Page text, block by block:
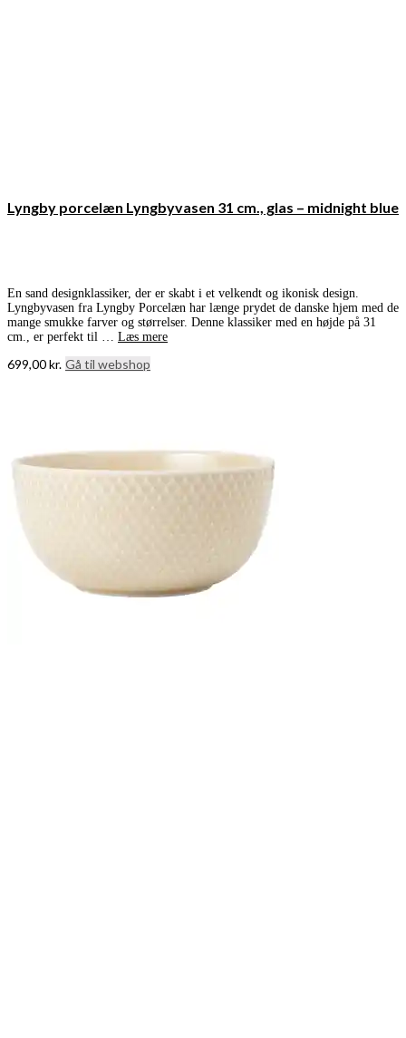
Lyngby porcelæn Lyngbyvasen 31 cm., glas – midnight blue
En sand designklassiker, der er skabt i et velkendt og ikonisk design.
Lyngbyvasen fra Lyngby Porcelæn har længe prydet de danske hjem med de
mange smukke farver og størrelser. Denne klassiker med en højde på 31
cm., er perfekt til … Læs mere
699,00kr. Gå til webshop